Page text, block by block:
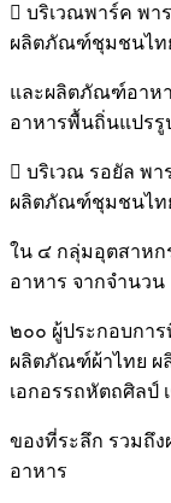
 บริเวณพาร์ค พา
ผลิตภัณฑ์ชุมชนไท
และผลิตภัณฑ์อาห
อาหารพื้นถิ่นแปรรู
 บริเวณ รอยัล พ
ผลิตภัณฑ์ชุมชนไท
ใน ๔ กลุ่มอุตสาหก
อาหาร จากจำนวน
๒๐๐ ผู้ประกอบกา
ผลิตภัณฑ์ผ้าไทย ผ
เอกอรรถหัตถศิลป์
ของที่ระลึก รวมถึ
อาหาร